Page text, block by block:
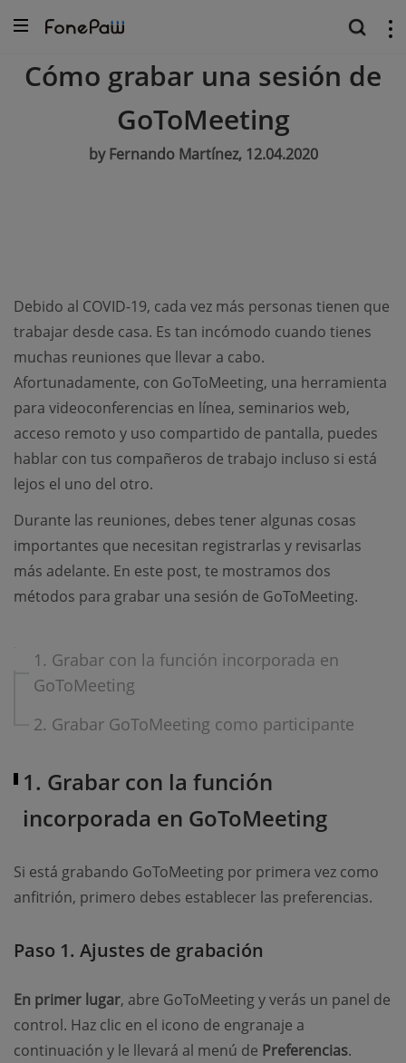
Cómo grabar una sesión de
GoToMeeting
by Fernando Martínez, 12.04.2020
Debido al COVID-19, cada vez más personas tienen que
trabajar desde casa. Es tan incómodo cuando tienes
muchas reuniones que llevar a cabo.
Afortunadamente, con GoToMeeting, una herramienta
para videoconferencias en línea, seminarios web,
acceso remoto y uso compartido de pantalla, puedes
hablar con tus compañeros de trabajo incluso si está
lejos el uno del otro.
Durante las reuniones, debes tener algunas cosas
importantes que necesitan registrarlas y revisarlas
más adelante. En este post, te mostramos dos
métodos para grabar una sesión de GoToMeeting.
1. Grabar con la función incorporada en
GoToMeeting
2. Grabar GoToMeeting como participante
1. Grabar con la función
incorporada en GoToMeeting
Si está grabando GoToMeeting por primera vez como
anfitrión, primero debes establecer las preferencias.
Paso 1. Ajustes de grabación
En primer lugar, abre GoToMeeting y verás un panel de
control. Haz clic en el icono de engranaje a
continuación y le llevará al menú de Preferencias.